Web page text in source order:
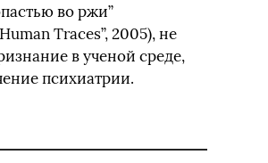
во ржи”
Traces”, 2005), не
в ученой среде,
психиатрии.